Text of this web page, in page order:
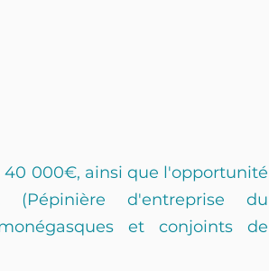
40 000€, ainsi que l'opportunité
d'entreprise du
et conjoints de